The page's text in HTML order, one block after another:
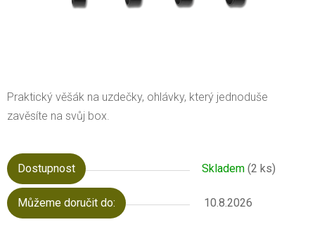
Praktický věšák na uzdečky, ohlávky, který jednoduše
zavěsíte na svůj box.
Dostupnost Skladem (2 ks)
Můžeme doručit do: 10.8.2026